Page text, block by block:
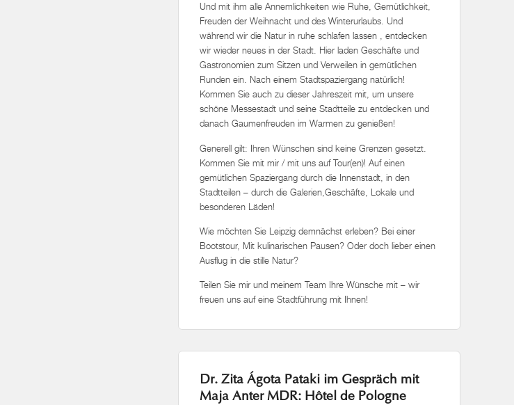
Und mit ihm alle Annemlichkeiten wie Ruhe, Gemütlichkeit,
Freuden der Weihnacht und des Winterurlaubs. Und
während wir die Natur in ruhe schlafen lassen , entdecken
wir wieder neues in der Stadt. Hier laden Geschäfte und
Gastronomien zum Sitzen und Verweilen in gemütlichen
Runden ein. Nach einem Stadtspaziergang natürlich!
Kommen Sie auch zu dieser Jahreszeit mit, um unsere
schöne Messestadt und seine Stadtteile zu entdecken und
danach Gaumenfreuden im Warmen zu genießen!
Generell gilt: Ihren Wünschen sind keine Grenzen gesetzt.
Kommen Sie mit mir / mit uns auf Tour(en)! Auf einen
gemütlichen Spaziergang durch die Innenstadt, in den
Stadtteilen – durch die Galerien,Geschäfte, Lokale und
besonderen Läden!
Wie möchten Sie Leipzig demnächst erleben? Bei einer
Bootstour, Mit kulinarischen Pausen? Oder doch lieber einen
Ausflug in die stille Natur?
Teilen Sie mir und meinem Team Ihre Wünsche mit – wir
freuen uns auf eine Stadtführung mit Ihnen!
Dr. Zita Ágota Pataki im Gespräch mit
Maja Anter MDR: Hôtel de Pologne